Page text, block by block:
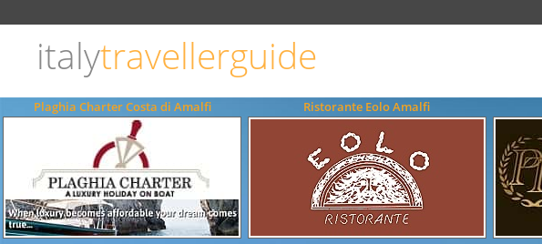
italytravellerguide
Plaghia Charter Costa di Amalfi Ristorante Eolo Amalfi
lingua
ITALIANO
ENGLISH